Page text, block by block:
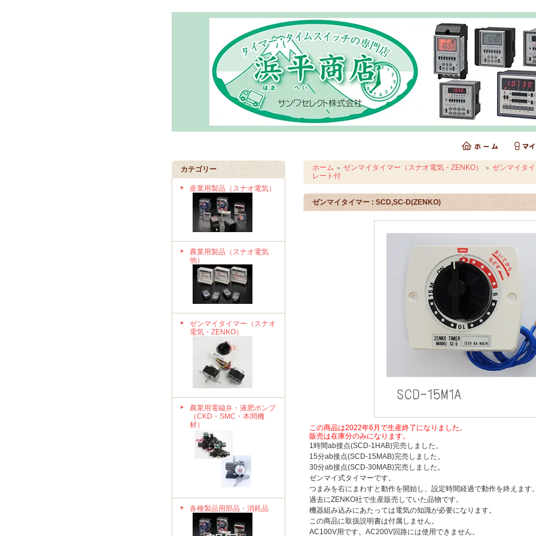
カテゴリー
産業用製品（スナオ電気）
農業用製品（スナオ電気
他）
ゼンマイタイマー（スナオ
電気・ZENKO）
農業用電磁弁・液肥ポンプ
（CKD・SMC・本間機
材）
各種製品用部品・消耗品
ホーム ＞ ゼンマイタイマー（スナオ電気・ZENKO） ＞ ゼンマイタ
レート付
ゼンマイタイマー : SCD,SC-D(ZENKO)
この商品は2022年6月で生産終了になりました。
販売は在庫分のみになります。
1時間ab接点(SCD-1HAB)完売しました。
15分ab接点(SCD-15MAB)完売しました。
30分ab接点(SCD-30MAB)完売しました。
ゼンマイ式タイマーです。
つまみを右にまわすと動作を開始し、設定時間経過で動作を終えます
過去にZENKO社で生産販売していた品物です。
機器組み込みにあたっては電気の知識が必要になります。
この商品に取扱説明書は付属しません。
AC100V用です。AC200V回路には使用できません。